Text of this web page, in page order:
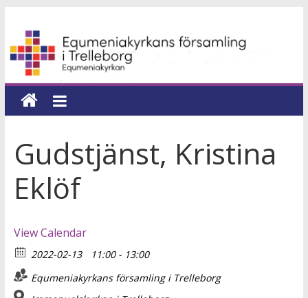
innehåll
Equmeniakyrkans
församling
i
Trelleborg
kyrka
livet
Gudstjänst, Kristina
Eklöf
View Calendar
2022-02-13
11:00 - 13:00
Equmeniakyrkans församling i Trelleborg